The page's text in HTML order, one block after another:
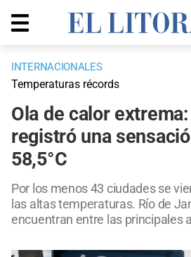
INTERNACIONALES
Temperaturas récords
Ola de calor extrema:
registró una
58,5°C
Por los menos 43 ciudades se
las altas temperaturas. Río de
encuentran entre las principales